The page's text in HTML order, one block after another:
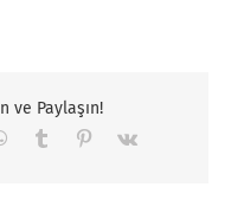
ve Paylaşın!
WhatsApp
Tumblr Pinterest
Vk